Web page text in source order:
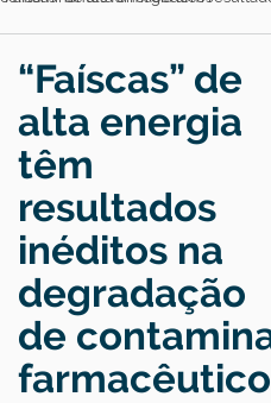
a
“Faíscas” de
alta energia
têm
resultados
inéditos na
degradação
de